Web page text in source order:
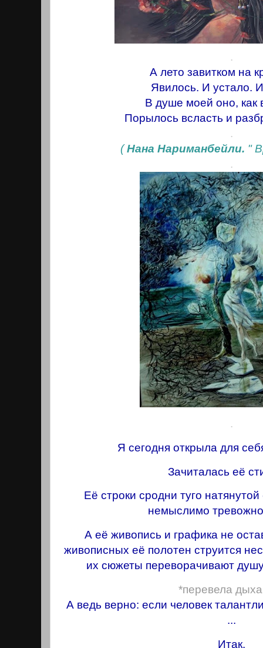
.
А лето завитком на
Явилось. И устало.
В душе моей оно, как
Порылось всласть и
.
(Нана Нариманбейли. "
.
.
Я сегодня открыла для
Зачиталась её
Её строки сродни туго
немыслимо
А её живопись и графика не
живописных её полотен струится
их сюжеты переворачивают
*перевела
А ведь верно: если человек
...
Итак.